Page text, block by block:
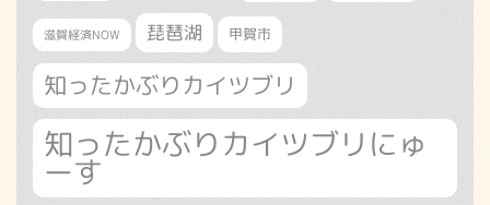
滋賀経済NOW 琵琶湖 甲賀市
知ったかぶりカイツブリ
知ったかぶりカイツブリにゅ
ーす